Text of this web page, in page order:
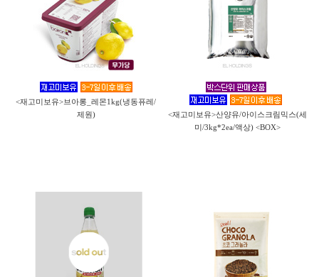
<재고미보유>브아롱_레몬1kg(냉동퓨레/
제원)
<재고미보유>산양유/아이스크림믹스(세
미/3kg*2ea/액상) <BOX>